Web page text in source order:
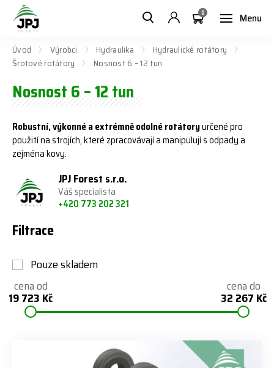
Menu
0
Úvod Výrobci Hydraulika
Hydraulické rotátory
Šrotové rotátory
Nosnost 6 – 12 tun
Nosnost 6 – 12 tun
Robustní, výkonné a extrémně odolné rotátoryurčené pro
použití na strojích, které zpracovávají a manipulují s odpady a
zejména kovy.
JPJ Forest s.r.o.
Váš specialista
+420 773 202 321
Filtrace
Pouze skladem
cena od
19 723 Kč
cena do
32 267 Kč